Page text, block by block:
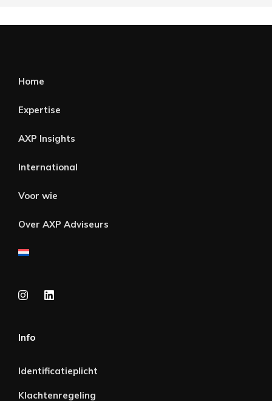
Home
Expertise
AXP Insights
International
Voor wie
Over AXP Adviseurs
Info
Identificatieplicht
Klachtenregeling